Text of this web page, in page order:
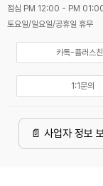
점심 PM 12:00 - PM
토요일/일요일/공휴일 휴무
카톡-플러스
1:1문의
📄 사업자 정보